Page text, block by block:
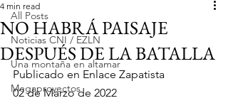
All Posts
Noticias CNI / EZLN
Una montaña en altamar
Megaproyectos
NO HABRÁ PAISAJE
DESPUÉS DE LA BATALLA
4 min read
Publicado en Enlace Zapatista
02 de Marzo de 2022